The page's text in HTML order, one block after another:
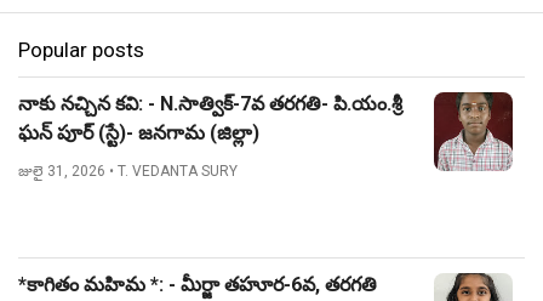
Popular posts
నాకు నచ్చిన కవి: - N.సాత్విక్-7వ తరగతి- పి.యం.శ్రీ
ఘన్ పూర్ (స్టే)- జనగామ (జిల్లా)
జులై 31, 2026 • T. VEDANTA SURY
*కాగితం మహిమ *: - మీర్జా తహూర-6వ, తరగతి